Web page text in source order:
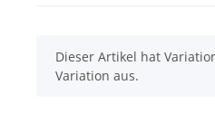
x
Dieser Artikel hat
Variation aus.